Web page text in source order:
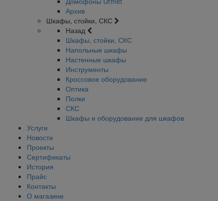
Архив
Шкафы, стойки, СКС
Назад
Шкафы, стойки, СКС
Напольные шкафы
Настенные шкафы
Инструменты
Кроссовое оборудование
Оптика
Полки
СКС
Шкафы и оборудование для шкафов
Услуги
Новости
Проекты
Сертификаты
История
Прайс
Контакты
О магазине